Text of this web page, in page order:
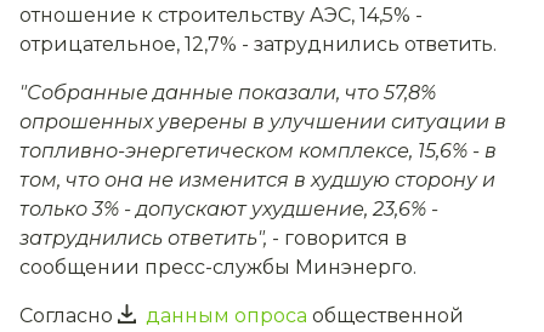
отношение к строительству АЭС, 14,5% -
отрицательное, 12,7% - затруднились ответить.
"Собранные данные показали, что 57,8%
опрошенных уверены в улучшении ситуации в
топливно-энергетическом комплексе, 15,6% - в
том, что она не изменится в худшую сторону и
только 3% - допускают ухудшение, 23,6% -
затруднились ответить", - говорится в
сообщении пресс-службы Минэнерго.
Согласно данным опроса общественной